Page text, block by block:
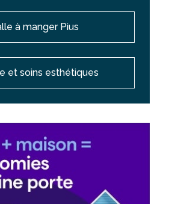
à manger Pius
et soins esthétiques